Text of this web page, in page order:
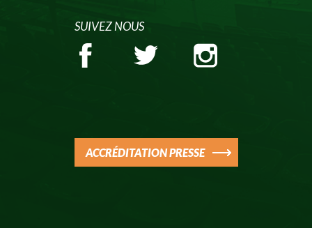
SUIVEZ NOUS
ACCRÉDITATION PRESSE